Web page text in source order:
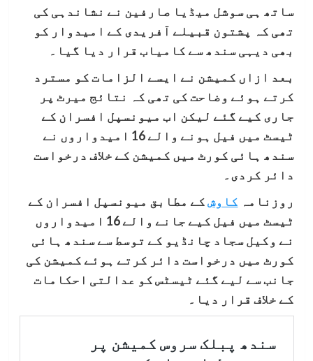
ساتھ ہی سوشل میڈیا صارفین نے نشاندہی کی
تھی کہ پشتون قبیلے آفریدی کے امیدوار کو
بھی دیہی سندھ سے کامیاب قرار دیا گیا۔
بعد ازاں کمیشن نے ایسے الزامات کو مسترد
کرتے ہوئے وضاحت کی تھی کہ نتائج میرٹ پر
جاری کیے گئے لیکن اب میونسپل افسران کے
ٹیسٹ میں فیل ہونے والے 16 امیدواروں نے
سندھ ہائی کورٹ میں کمیشن کے خلاف درخواست
دائر کردی۔
روزنامہ کاوشکے مطابق میونسپل افسران کے
ٹیسٹ میں فیل کیے جانے والے 16 امیدواروں
نے وکیل سجاد چانڈیو کے توسط سے سندھ ہائی
کورٹ میں درخواست دائر کرتے ہوئے کمیشن کی
جانب سے لیے گئے ٹیسٹس کو عدالتی احکامات
کے خلاف قرار دیا۔